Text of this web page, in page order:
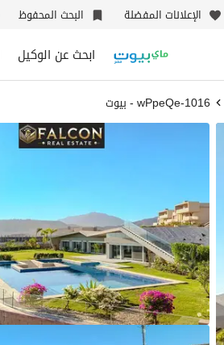
الإعلانات المفضلة البحث المحفوظ
ابحث عن الوكيل
1016-wPpeQe - بيوت